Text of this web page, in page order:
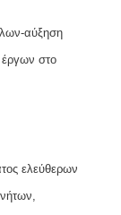
αύξηση
έργων στο
ελεύθερων